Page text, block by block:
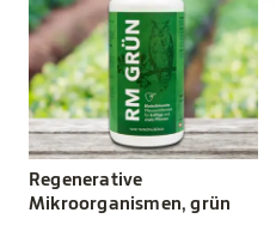
Regenerative
Mikroorganismen, grün